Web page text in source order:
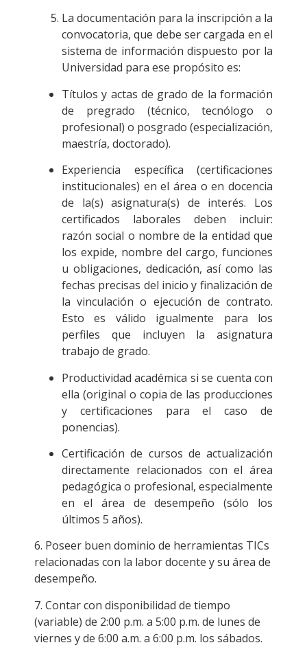
La documentación para la inscripción a la
convocatoria, que debe ser cargada en el
sistema de información dispuesto por la
Universidad para ese propósito es:
Títulos y actas de grado de la formación
de pregrado (técnico, tecnólogo o
profesional) o posgrado (especialización,
maestría, doctorado).
Experiencia específica (certificaciones
institucionales) en el área o en docencia
de la(s) asignatura(s) de interés. Los
certificados laborales deben incluir:
razón social o nombre de la entidad que
los expide, nombre del cargo, funciones
u obligaciones, dedicación, así como las
fechas precisas del inicio y finalización de
la vinculación o ejecución de contrato.
Esto es válido igualmente para los
perfiles que incluyen la asignatura
trabajo de grado.
Productividad académica si se cuenta con
ella (original o copia de las producciones
y certificaciones para el caso de
ponencias).
Certificación de cursos de actualización
directamente relacionados con el área
pedagógica o profesional, especialmente
en el área de desempeño (sólo los
últimos 5 años).
6. Poseer buen dominio de herramientas TICs
relacionadas con la labor docente y su área de
desempeño.
7. Contar con disponibilidad de tiempo
(variable) de 2:00 p.m. a 5:00 p.m. de lunes de
viernes y de 6:00 a.m. a 6:00 p.m. los sábados.